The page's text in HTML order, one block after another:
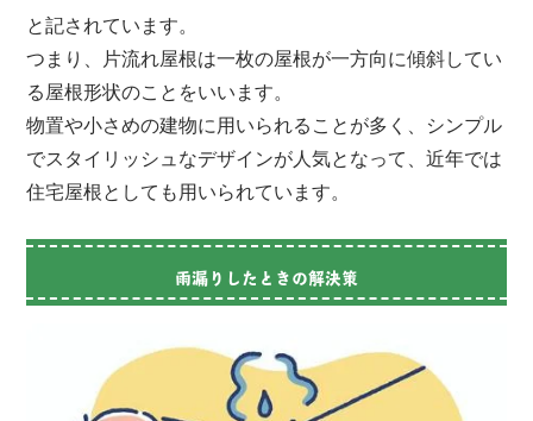
と記されています。
つまり、片流れ屋根は一枚の屋根が一方向に傾斜してい
る屋根形状のことをいいます。
物置や小さめの建物に用いられることが多く、シンプル
でスタイリッシュなデザインが人気となって、近年では
住宅屋根としても用いられています。
雨漏りしたときの解決策